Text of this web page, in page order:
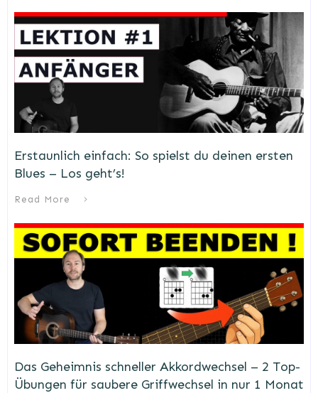
Erstaunlich einfach: So spielst du deinen ersten
Blues – Los geht’s!
Read More
Das Geheimnis schneller Akkordwechsel – 2 Top-
Übungen für saubere Griffwechsel in nur 1 Monat